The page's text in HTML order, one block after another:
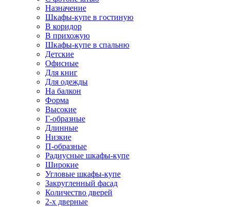
Назначение
Шкафы-купе в гостиную
В коридор
В прихожую
Шкафы-купе в спальню
Детские
Офисные
Для книг
Для одежды
На балкон
Форма
Высокие
Г-образные
Длинные
Низкие
П-образные
Радиусные шкафы-купе
Широкие
Угловые шкафы-купе
Закругленный фасад
Количество дверей
2-х дверные